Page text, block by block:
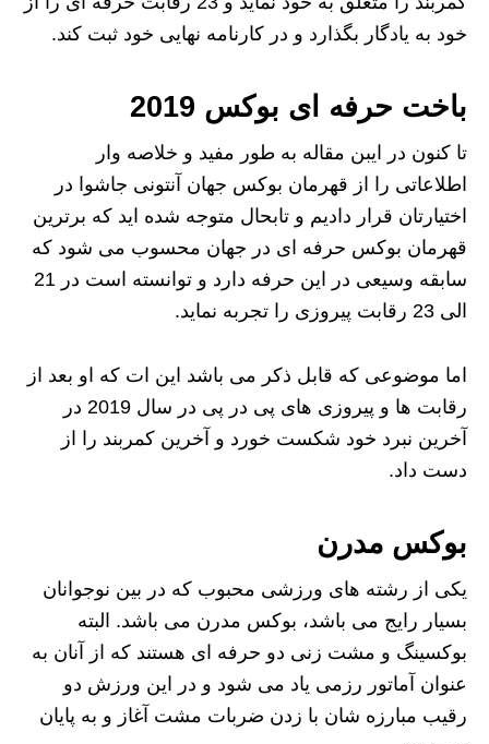
خود به یادگار بگذارد و در کارنامه نهایی خود ثبت کند.
باخت حرفه ای بوکس 2019
تا کنون در ایبن مقاله به طور مفید و خلاصه وار
اطلاعاتی را از قهرمان بوکس جهان آنتونی جاشوا در
اختیارتان قرار دادیم و تابحال متوجه شده اید که برترین
قهرمان بوکس حرفه ای در جهان محسوب می شود که
سابقه وسیعی در این حرفه دارد و توانسته است در 21
الی 23 رقابت پیروزی را تجربه نماید.
اما موضوعی که قابل ذکر می باشد این ات که او بعد از
رقابت ها و پیروزی های پی در پی در سال 2019 در
آخرین نبرد خود شکست خورد و آخرین کمربند را از
دست داد.
بوکس مدرن
یکی از رشته های ورزشی محبوب که در بین نوجوانان
بسیار رایج می باشد، بوکس مدرن می باشد. البته
بوکسینگ و مشت زنی دو حرفه ای هستند که از آنان به
عنوان آماتور رزمی یاد می شود و در این ورزش دو
رقیب مبارزه شان با زدن ضربات مشت آغاز و به پایان